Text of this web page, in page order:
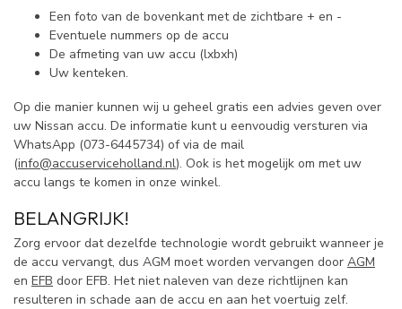
Een foto van de bovenkant met de zichtbare + en -
Eventuele nummers op de accu
De afmeting van uw accu (lxbxh)
Uw kenteken.
Op die manier kunnen wij u geheel gratis een advies geven over
uw Nissan accu. De informatie kunt u eenvoudig versturen via
WhatsApp (073-6445734) of via de mail
(info@accuserviceholland.nl). Ook is het mogelijk om met uw
accu langs te komen in onze winkel.
BELANGRIJK!
Zorg ervoor dat dezelfde technologie wordt gebruikt wanneer je
de accu vervangt, dus AGM moet worden vervangen door AGM
en EFB door EFB. Het niet naleven van deze richtlijnen kan
resulteren in schade aan de accu en aan het voertuig zelf.